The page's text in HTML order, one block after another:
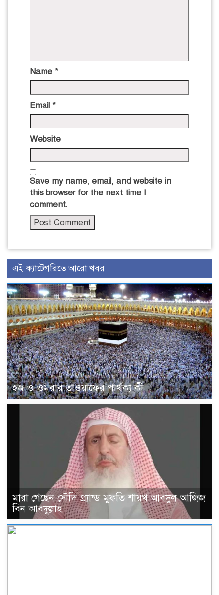
Name *
Email *
Website
Save my name, email, and website in
this browser for the next time I
comment.
এই ক্যাটেগরিতে আরো খবর
হজ ও ওমরার তাওয়াফের পার্থক্য কী
মারা গেছেন সৌদি গ্র্যান্ড মুফতি শায়খ আবদুল আজিজ
বিন আবদুল্লাহ